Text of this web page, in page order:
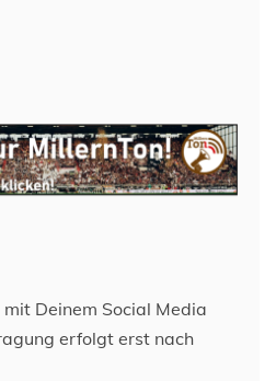
Deinem Social Media
erfolgt erst nach